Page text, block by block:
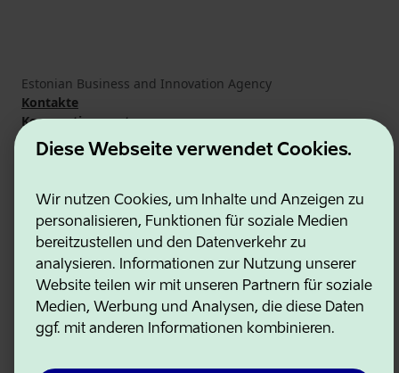
Diese Webseite verwendet Cookies.
Wir nutzen Cookies, um Inhalte und Anzeigen zu
personalisieren, Funktionen für soziale Medien
bereitzustellen und den Datenverkehr zu
analysieren. Informationen zur Nutzung unserer
Website teilen wir mit unseren Partnern für soziale
Medien, Werbung und Analysen, die diese Daten
ggf. mit anderen Informationen kombinieren.
Estonian Business and Innovation Agency
Kontakte
Kooperationspartner
Nutzungsbedingungen
Cookie- und Datenschutzrichtlinie